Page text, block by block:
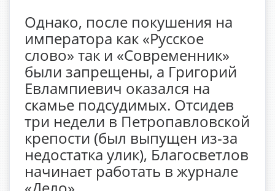
Однако, после покушения на
императора как «Русское
слово» так и «Современник»
были запрещены, а Григорий
Евлампиевич оказался на
скамье подсудимых. Отсидев
три недели в Петропавловской
крепости (был выпущен из-за
недостатка улик), Благосветлов
начинает работать в журнале